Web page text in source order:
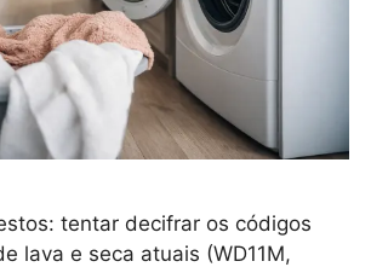
tentar decifrar os códigos
lava e seca atuais (WD11M,